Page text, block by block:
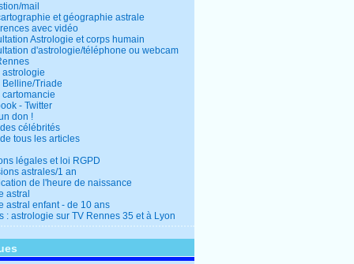
mail
et géographie astrale
avec vidéo
Astrologie et corps humain
d'astrologie/téléphone ou webcam
astrologie
Belline/Triade
cartomancie
- Twitter
don !
célébrités
tous les articles
légales et loi RGPD
astrales/1 an
de l'heure de naissance
astral
astral enfant - de 10 ans
: astrologie sur TV Rennes 35 et à Lyon